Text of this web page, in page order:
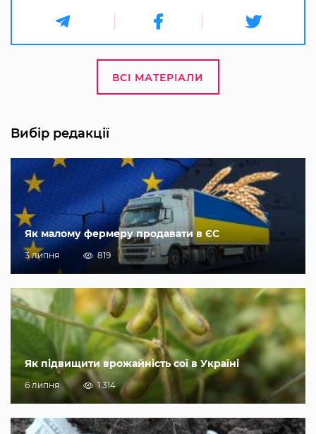
ВСІ МАТЕРІАЛИ
Вибір редакції
Як малому фермеру продавати в ЄС
3 липня 819
Як підвищити врожайність сої в Україні
6 липня 1 314